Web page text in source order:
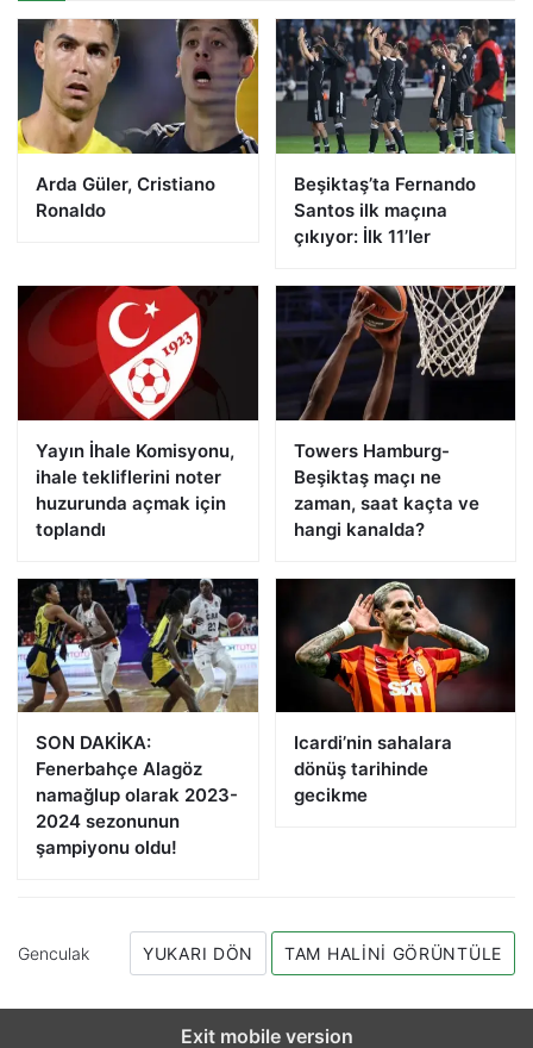
Arda Güler, Cristiano
Ronaldo
Beşiktaş’ta Fernando
Santos ilk maçına
çıkıyor: İlk 11’ler
Yayın İhale Komisyonu,
ihale tekliflerini noter
huzurunda açmak için
toplandı
Towers Hamburg-
Beşiktaş maçı ne
zaman, saat kaçta ve
hangi kanalda?
SON DAKİKA:
Fenerbahçe Alagöz
namağlup olarak 2023-
2024 sezonunun
şampiyonu oldu!
Icardi’nin sahalara
dönüş tarihinde
gecikme
Genculak YUKARI DÖN TAM HALINI GÖRÜNTÜLE
Exit mobile version